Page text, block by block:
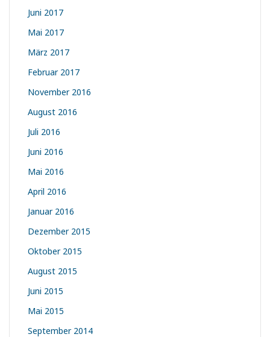
Juni 2017
Mai 2017
März 2017
Februar 2017
November 2016
August 2016
Juli 2016
Juni 2016
Mai 2016
April 2016
Januar 2016
Dezember 2015
Oktober 2015
August 2015
Juni 2015
Mai 2015
September 2014